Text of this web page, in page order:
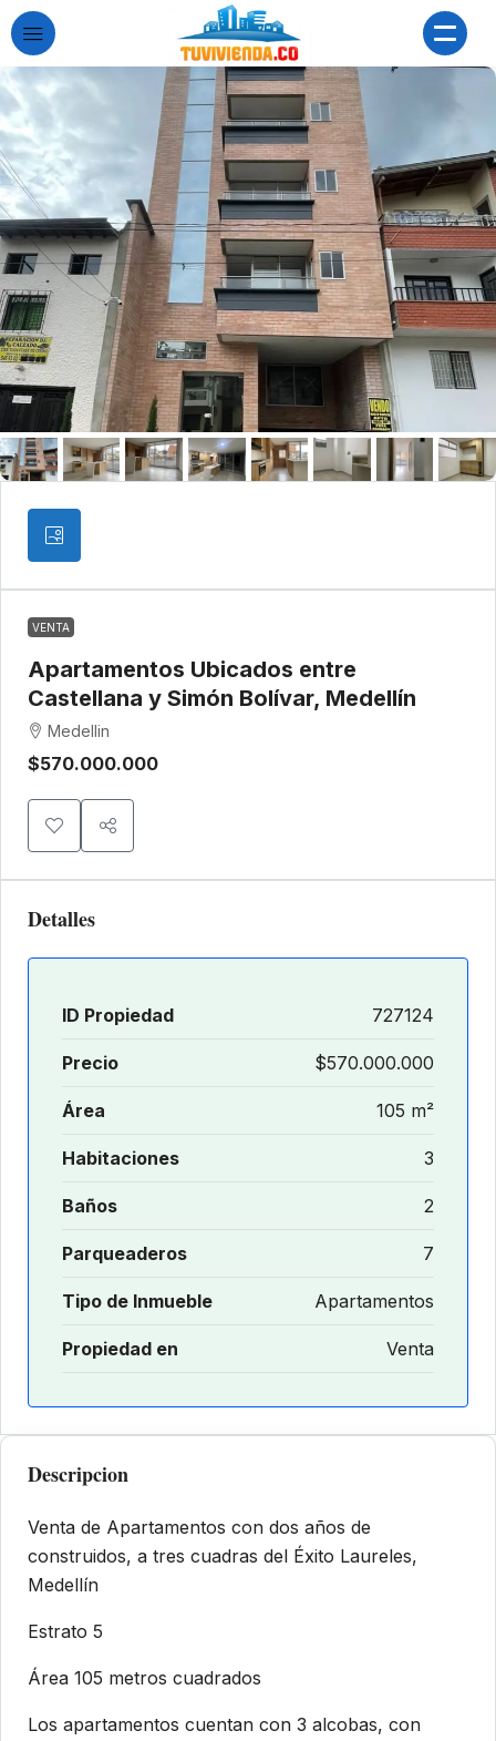
VENTA
Apartamentos Ubicados entre
Castellana y Simón Bolívar, Medellín
Medellin
$570.000.000
Detalles
ID Propiedad 727124
Precio $570.000.000
Área 105 m²
Habitaciones 3
Baños 2
Parqueaderos 7
Tipo de Inmueble Apartamentos
Propiedad en Venta
Descripcion
Venta de Apartamentos con dos años de
construidos, a tres cuadras del Éxito Laureles,
Medellín
Estrato 5
Área 105 metros cuadrados
Los apartamentos cuentan con 3 alcobas, con